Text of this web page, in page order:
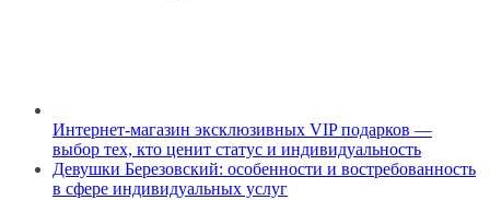
Интернет-магазин эксклюзивных VIP подарков —
выбор тех, кто ценит статус и индивидуальность
Девушки Березовский: особенности и востребованность
в сфере индивидуальных услуг